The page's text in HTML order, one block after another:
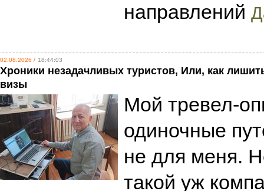
направлений
02.08.2026 / 18:44:03
Хроники незадачливых туристов, Или, как
визы
Мой тревел-
одиночные
не для меня.
такой уж